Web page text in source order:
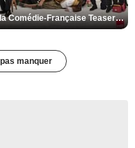
De la Comédie-Française Teaser VF
manquer